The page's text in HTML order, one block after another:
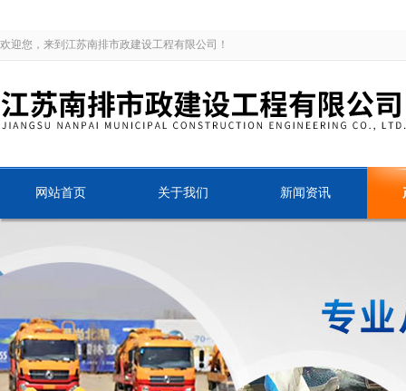
欢迎您，来到江苏南排市政建设工程有限公司！
网站首页 关于我们 新闻资讯